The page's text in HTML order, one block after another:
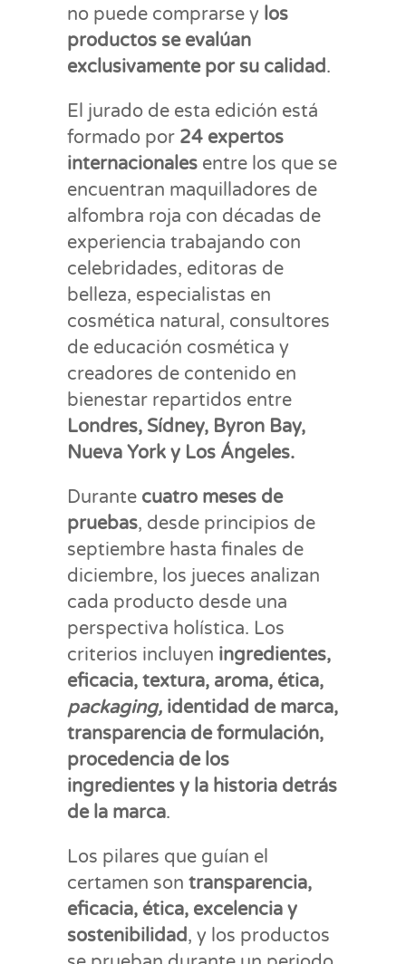
no puede comprarse y los
productos se evalúan
exclusivamente por su calidad.
El jurado de esta edición está
formado por 24 expertos
internacionales entre los que se
encuentran maquilladores de
alfombra roja con décadas de
experiencia trabajando con
celebridades, editoras de
belleza, especialistas en
cosmética natural, consultores
de educación cosmética y
creadores de contenido en
bienestar repartidos entre
Londres, Sídney, Byron Bay,
Nueva York y Los Ángeles.
Durante cuatro meses de
pruebas, desde principios de
septiembre hasta finales de
diciembre, los jueces analizan
cada producto desde una
perspectiva holística. Los
criterios incluyen ingredientes,
eficacia, textura, aroma, ética,
packaging, identidad de marca,
transparencia de formulación,
procedencia de los
ingredientes y la historia detrás
de la marca.
Los pilares que guían el
certamen son transparencia,
eficacia, ética, excelencia y
sostenibilidad, y los productos